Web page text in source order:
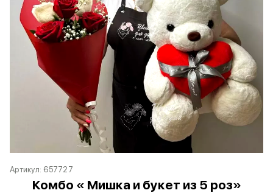
Артикул: 657727
Комбо « Мишка и букет из 5 роз»